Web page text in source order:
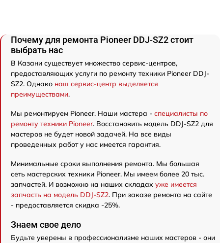
Почему для ремонта Pioneer DDJ-SZ2 стоит
выбрать нас
В Казани существует множество сервис-центров,
предоставляющих услуги по ремонту техники Pioneer DDJ-
SZ2. Однако наш сервис-центр выделяется
преимуществами.
Мы ремонтируем Pioneer. Наши мастера - специалисты по
ремонту техники Pioneer. Восстановить модель DDJ-SZ2 для
мастеров не будет новой задачей. На все виды
проведенных работ у нас имеется гарантия.
Минимальные сроки выполнения ремонта. Мы большая
сеть мастерских техники Pioneer. Мы имеем более 20 тыс.
запчастей. И возможно на наших складах уже имеется
запчасть на модель DDJ-SZ2. При заказе ремонта на сайте
- предоставляется скидка -25%.
Знаем свое дело
Будьте уверены в профессионализме наших мастеров - они